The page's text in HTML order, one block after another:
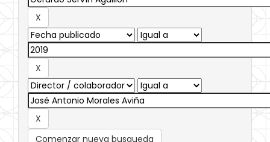
Comenzar nueva busqueda